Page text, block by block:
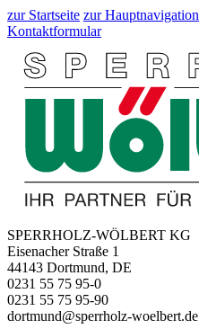
zur Startseite zur Hauptnavigation
Kontaktformular
SPERRHOLZ-WÖLBERT KG
Eisenacher Straße 1
44143 Dortmund, DE
0231 55 75 95-0
0231 55 75 95-90
dortmund@sperrholz-woelbert.de